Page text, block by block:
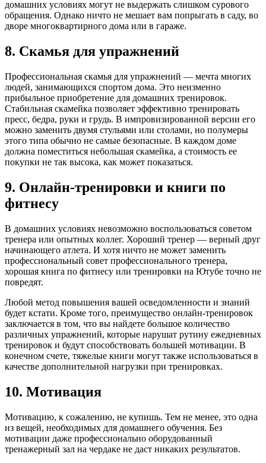
домашних условиях могут не выдержать слишком сурового
обращения. Однако ничто не мешает вам попрыгать в саду, во
дворе многоквартирного дома или в гараже.
8. Скамья для упражнений
Профессиональная скамья для упражнений — мечта многих
людей, занимающихся спортом дома. Это неизменно
прибыльное приобретение для домашних тренировок.
Стабильная скамейка позволяет эффективно тренировать
пресс, бедра, руки и грудь. В импровизированной версии его
можно заменить двумя стульями или столами, но полумеры
этого типа обычно не самые безопасные. В каждом доме
должна поместиться небольшая скамейка, а стоимость ее
покупки не так высока, как может показаться.
9. Онлайн-тренировки и книги по
фитнесу
В домашних условиях невозможно воспользоваться советом
тренера или опытных коллег. Хороший тренер — верный друг
начинающего атлета. И хотя ничто не может заменить
профессиональный совет профессионального тренера,
хорошая книга по фитнесу или тренировки на Ютубе точно не
повредят.
Любой метод повышения вашей осведомленности и знаний
будет кстати. Кроме того, преимущество онлайн-тренировок
заключается в том, что вы найдете большое количество
различных упражнений, которые нарушат рутину ежедневных
тренировок и будут способствовать большей мотивации. В
конечном счете, тяжелые книги могут также использоваться в
качестве дополнительной нагрузки при тренировках.
10. Мотивация
Мотивацию, к сожалению, не купишь. Тем не менее, это одна
из вещей, необходимых для домашнего обучения. Без
мотивации даже профессионально оборудованный
тренажерный зал на чердаке не даст никаких результатов.